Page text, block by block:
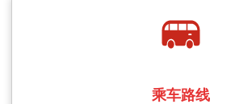
乘车路线